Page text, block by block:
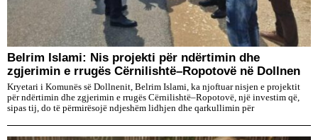
Belrim Islami: Nis projekti për ndërtimin dhe
zgjerimin e rrugës Cërnilishtë–Ropotovë në Dollnen
Kryetari i Komunës së Dollnenit, Belrim Islami, ka njoftuar nisjen e projektit
për ndërtimin dhe zgjerimin e rrugës Cërnilishtë–Ropotovë, një investim që,
sipas tij, do të përmirësojë ndjeshëm lidhjen dhe qarkullimin për